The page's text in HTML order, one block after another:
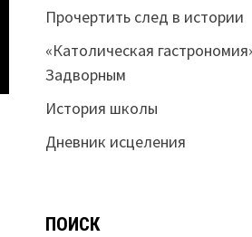
Прочертить след в истории
«Католическая
Задворным
История школы
Дневник исцеления
ПОИСК